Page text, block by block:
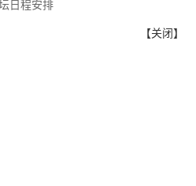
日程安排
【关闭】